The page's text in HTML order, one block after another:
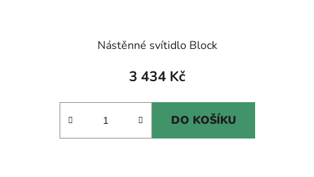
Nástěnné svítidlo Block
3 434 Kč
DO KOŠÍKU